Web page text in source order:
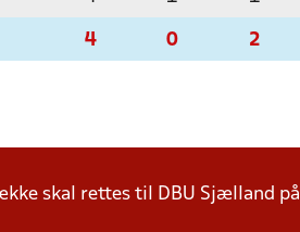
4 0 2
skal rettes til DBU Sjælland på